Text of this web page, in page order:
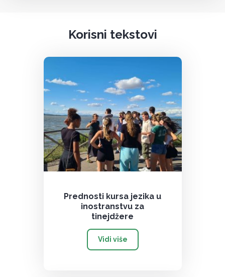
Korisni tekstovi
Prednosti kursa jezika u
inostranstvu za
tinejdžere
Vidi više